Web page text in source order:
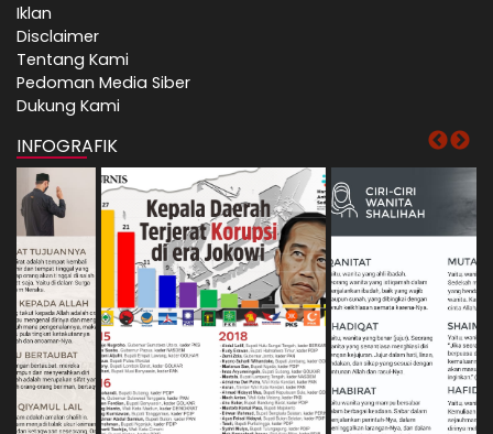
Iklan
Disclaimer
Tentang Kami
Pedoman Media Siber
Dukung Kami
INFOGRAFIK